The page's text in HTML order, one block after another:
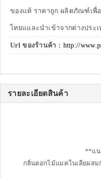
ของแท้ ราคาถูก ผลิตภัณฑ์เพื่
ไทยแและนำเข้าจากต่างประ
Url ของร้านค้า : http://
รายละเอียดสินค้า
**แน
กลิ่นดอกไม้แมคโนเลียผส